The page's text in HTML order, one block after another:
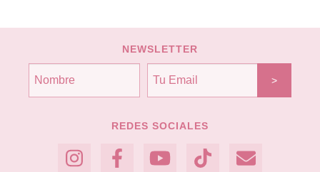
NEWSLETTER
REDES SOCIALES